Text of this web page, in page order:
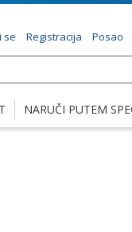
se Registracija Posao
NARUČI PUTEM